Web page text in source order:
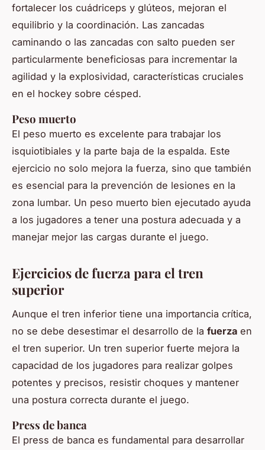
fortalecer los cuádriceps y glúteos, mejoran el
equilibrio y la coordinación. Las zancadas
caminando o las zancadas con salto pueden ser
particularmente beneficiosas para incrementar la
agilidad y la explosividad, características cruciales
en el hockey sobre césped.
Peso muerto
El peso muerto es excelente para trabajar los
isquiotibiales y la parte baja de la espalda. Este
ejercicio no solo mejora la fuerza, sino que también
es esencial para la prevención de lesiones en la
zona lumbar. Un peso muerto bien ejecutado ayuda
a los jugadores a tener una postura adecuada y a
manejar mejor las cargas durante el juego.
Ejercicios de fuerza para el tren
superior
Aunque el tren inferior tiene una importancia crítica,
no se debe desestimar el desarrollo de la fuerza en
el tren superior. Un tren superior fuerte mejora la
capacidad de los jugadores para realizar golpes
potentes y precisos, resistir choques y mantener
una postura correcta durante el juego.
Press de banca
El press de banca es fundamental para desarrollar